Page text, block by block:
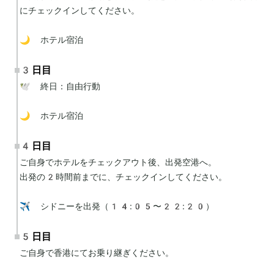
にチェックインしてください。
🌙 ホテル宿泊
3日目
🕊 終日：自由行動
🌙 ホテル宿泊
4日目
ご自身でホテルをチェックアウト後、出発空港へ。
出発の2時間前までに、チェックインしてください。
✈️ シドニーを出発（14:05〜22:20）
5日目
ご自身で香港にてお乗り継ぎください。